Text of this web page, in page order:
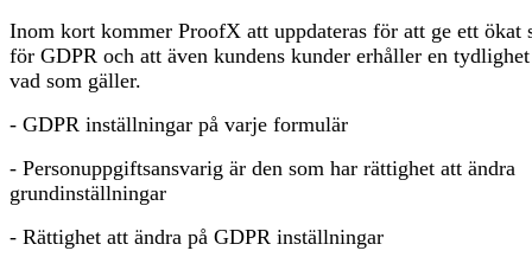
Inom kort kommer ProofX att uppdateras för att ge ett ökat
för GDPR och att även kundens kunder erhåller en
vad som gäller.
- GDPR inställningar på varje formulär
- Personuppgiftsansvarig är den som har rättighet att ändra
grundinställningar
- Rättighet att ändra på GDPR inställningar